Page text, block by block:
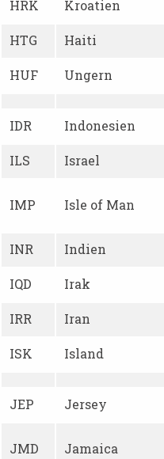
HRK Kroatien
HTG Haiti
HUF Ungern
IDR Indonesien
ILS Israel
IMP Isle of Man
INR Indien
IQD Irak
IRR Iran
ISK Island
JEP Jersey
JMD Jamaica